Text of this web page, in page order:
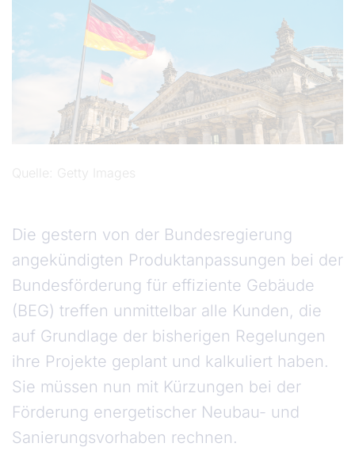
Quelle Getty Images
Die gestern von der Bundesregierung
angekündigten Produktanpassungen bei der
Bundesförderung für effiziente Gebäude
(BEG) treffen unmittelbar alle Kunden, die
auf Grundlage der bisherigen Regelungen
ihre Projekte geplant und kalkuliert haben.
Sie müssen nun mit Kürzungen bei der
Förderung energetischer Neubau- und
Sanierungsvorhaben rechnen.